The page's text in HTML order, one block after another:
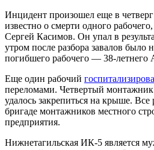
Инцидент произошел еще в
известно о смерти одного
Сергей Касимов. Он упал в
утром после разбора завалов было
погибшего рабочего — 38-летнего
Еще один рабочий
переломами. Четвертый монтажник
удалось закрепиться на крыше.
бригаде монтажников местного
предприятия.
Нижнетагильская ИК-5 является